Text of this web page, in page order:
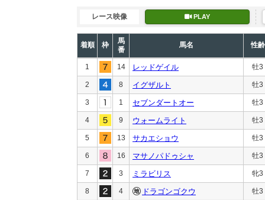
レース映像 PLAY
着順 枠
馬
番
馬名 性齢
1 14 レッドゲイル 牡3
2 8 イグザルト 牡3
3 1 セブンダートオー 牡3
4 9 ウォームライト 牡3
5 13 サカエショウ 牡3
6 16 マサノパドゥシャ 牡3
7 3 ミラビリス 牝3
8 4 ドラゴンゴクウ 牡3